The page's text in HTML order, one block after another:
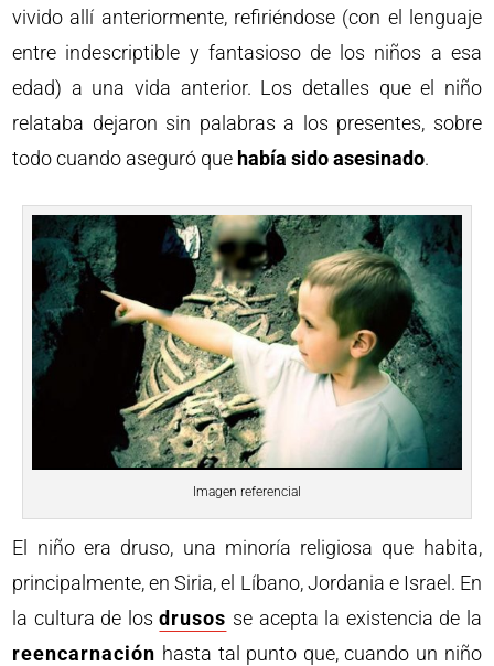
vivido allí anteriormente, refiriéndose (con el lenguaje
entre indescriptible y fantasioso de los niños a esa
edad) a una vida anterior. Los detalles que el niño
relataba dejaron sin palabras a los presentes, sobre
todo cuando aseguró que había sido asesinado.
Imagen referencial
El niño era druso, una minoría religiosa que habita,
principalmente, en Siria, el Líbano, Jordania e Israel. En
la cultura de losdrusos se acepta la existencia de la
reencarnación hasta tal punto que, cuando un niño